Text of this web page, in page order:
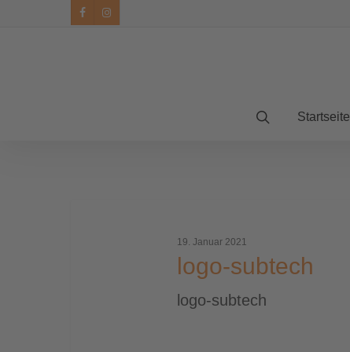
facebookinstagram
Startseite
19. Januar 2021
logo-subtech
logo-subtech